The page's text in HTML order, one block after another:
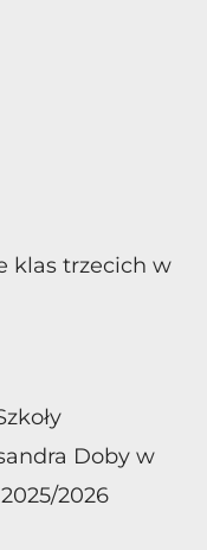
klas trzecich w
Doby w
2026